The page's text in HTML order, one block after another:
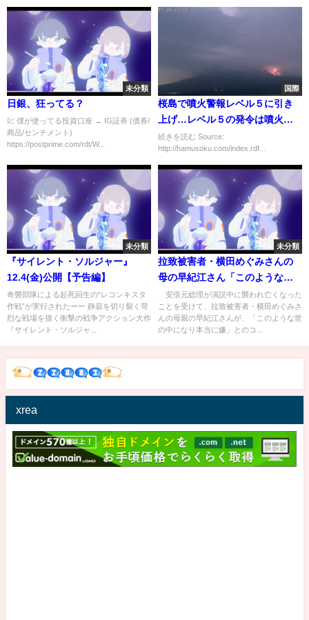
未分類
日銀、狂ってる？
💹 僕が使ってる投資口座 → IG証券 (債券/
商品/センチメント)
https://postprime.com/rdt/W...
国際
桜島で噴火警報レベル５に引き
上げ…レベル５の発令は噴火警
報レベル設定以来初
続きを読む Source:
http://hamusoku.com/index.rdf...
未分類
『サイレント・ソルジャー』
12.4(金)公開【予告編】
奇襲部隊による起死回生の“レコンキスタ
作戦”が実行されたーー 静寂を切り裂く苛
烈な戦場を描く衝撃の戦争アクション大作
『サイレント・ソルジャ...
未分類
拉致被害者・横田めぐみさんの
母の早紀江さん「このような世
の中になり本当に嫌」(2022年7
月8日)
安倍元総理が演説中に襲われ亡くなった
ことを受けて、拉致被害者・横田めぐみさ
んの母親の早紀江さんが、「このような世
の中になり本当に嫌」とのコ...
xrea